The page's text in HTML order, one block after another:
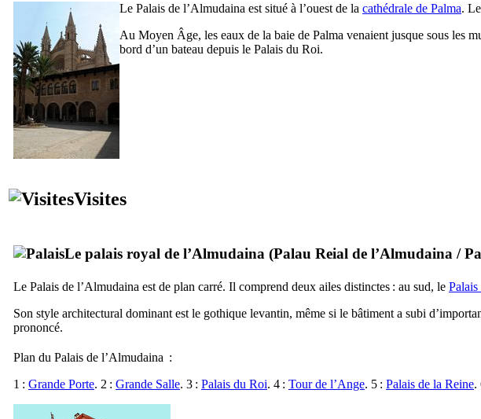
Le Palais de l’Almudaina est situé à l’ouest de la cathédrale de Palma.
Au Moyen Âge, les eaux de la baie de Palma venaient jusque sous les
bord d’un bateau depuis le Palais du Roi.
Visites
Le palais royal de l’Almudaina (Palau Reial de l’Almudaina /
Le Palais de l’Almudaina est de plan carré. Il comprend deux ailes distinctes : au sud, le
Son style architectural dominant est le gothique levantin, même si le bâtiment a subi
prononcé.
Plan du Palais de l’Almudaina :
1 : Grande Porte. 2 : Grande Salle. 3 : Palais du Roi. 4 : Tour de l’Ange. 5 : Palais de la Reine.